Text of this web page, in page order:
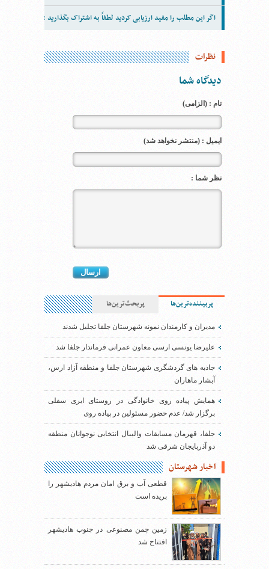
اگر این مطلب را مفید ارزیابی کردید لطفاً به اشتراک بگذارید :
نظرات
دیدگاه شما
نام : (الزامی)
ایمیل : (منتشر نخواهد شد)
نظر شما :
پربیننده‌ترین‌ها پربحث‌ترین‌ها
مدیران و کارمندان نمونه شهرستان جلفا تجلیل شدند
علیرضا یونسی ارسی معاون عمرانی فرماندار جلفا شد
جاذبه های گردشگری شهرستان جلفا و منطقه آزاد ارس،
آبشار ماهاران
همایش پیاده روی خانوادگی در روستای ایری سفلی
برگزار شد/ عدم حضور مسئولین در پیاده روی
جلفا، قهرمان مسابقات والیبال انتخابی نوجوانان منطقه
دو آذربایجان شرقی شد
اخبار شهرستان
قطعی آب و برق امان مردم هادیشهر را
بریده است
زمین چمن مصنوعی در جنوب هادیشهر
افتتاح شد